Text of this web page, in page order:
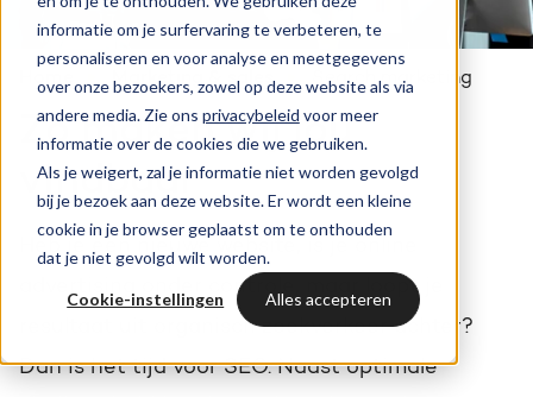
informatie om je surfervaring te verbeteren, te
personaliseren en voor analyse en meetgegevens
over onze bezoekers, zowel op deze website als via
andere media. Zie ons privacybeleid voor meer
informatie over de cookies die we gebruiken.
Als je weigert, zal je informatie niet worden gevolgd
bij je bezoek aan deze website. Er wordt een kleine
cookie in je browser geplaatst om te onthouden
dat je niet gevolgd wilt worden.
Cookie-instellingen Alles accepteren
HUBSPOT SERVICES
HubSpot implementatie
HubSpot automations
HubSpot integraties
HubSpot trainingen
Cases
Branches
Bright
WELKOM BIJ BRIGHT
Inspiratie
LAAT JE INSPIREREN
HubSpot
Could not loads results. Please refresh the
Marketing & sales Search marketing
Zo maken wij jou
vindbaar
Heb je een nieuwe website, is je online
advertising onder controle, maar loopt je
resultaat uit organisch zoekverkeer achter?
Dan is het tijd voor SEO. Naast optimale